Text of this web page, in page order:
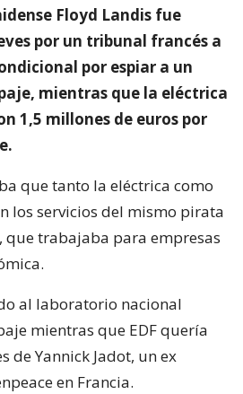
Floyd Landis fue
por un tribunal francés a
por espiar a un
mientras que la eléctrica
1,5 millones de euros por
que tanto la eléctrica como
los servicios del mismo pirata
que trabajaba para empresas
al laboratorio nacional
mientras que EDF quería
de Yannick Jadot, un ex
en Francia.